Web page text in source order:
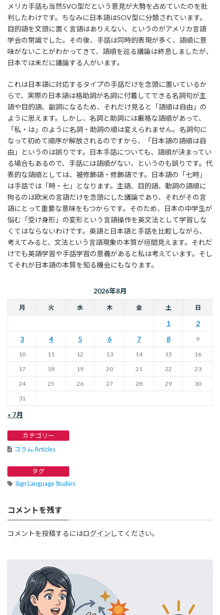
メリカ手話も当然SVO型だという意見が大勢を占めていたのを批
判したわけです。ちなみに日本語はSOV型に分類されています。
目的語を文頭に置く言語はありえない、というのがアメリカ言語
学会の常識でした。その後、手話は同時的表現が多く、語順に意
味がないことがわかってきて、語順を巡る議論は終息しましたが、
日本では未だに議論する人がいます。
これは日本語に対応するタイプの手話だけを念頭に置いているか
らで、実際の日本語は格助詞が名詞に付着してできる名詞句が主
語や目的語、副詞になるため、それだけ見ると「語順は自由」の
ように思えます。しかし、名詞と助詞には厳格な語順があって、
「私・は」のように名詞・助詞の順は変えられません。名詞句に
なって初めて順序が解放されるのですから、「日本語の語順は自
由」というのは誤りです。日本手話についても、語順が決まってい
る場合もあるので、手話には語順がない、というのも誤りです。代
表的な語順としては、被修飾語・修飾語です。日本語の「七時」
は手話では「時・七」となります。主語、目的語、動詞の語順に
拘るのは欧米の言語だけを念頭にした議論であり、それがその言
語にとって重要な意味をもつからです。そのため、日本の中学生が
悩む「受け身形」の変形という言語操作を英文法として学習しな
くてはならないわけです。英語と日本語と手話を比較しながら、
考えてみると、文法という言語現象の本質が垣間見えます。それだ
けでも英語学習や手話学習の意義があると私は考えています。そし
てそれが日本語の本質を知る機会にもなります。
2026年8月
月 火 水 木 金 土 日
1
2
3
4 5 6 7 8 9
10 11 12 13 14 15
16
17
18 19 20 21 22
23
24
25 26 27 28 29
30
31
« 7月
カテゴリー
コラム Articles
タグ
Sign Language Studies
コメントを残す
コメントを投稿するにはログイン してください。